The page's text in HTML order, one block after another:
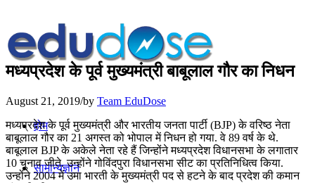
होम
सामान्यज्ञान
मध्यप्रदेश के पूर्व मुख्यमंत्री बाबूलाल गौर का निधन
August 21, 2019/by Team EduDose
मध्यप्रदेश के पूर्व मुख्यमंत्री और भारतीय जनता पार्टी (BJP) के वरिष्ठ नेता
बाबूलाल गौर का 21 अगस्त को भोपाल में निधन हो गया. वे 89 वर्ष के थे.
बाबूलाल BJP के अकेले नेता रहे हैं जिन्‍होंने मध्‍यप्रदेश विधानसभा के लगातार
10 चुनाव जीते. उन्होंने गोविंदपुरा विधानसभा सीट का प्रतिनिधित्व किया.
उन्होंने 2004 में उमा भारती के मुख्‍यमंत्री पद से हटने के बाद प्रदेश की कमान